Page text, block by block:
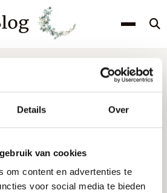
Details Over
van cookies
om content en advertenties te
voor social media te bieden